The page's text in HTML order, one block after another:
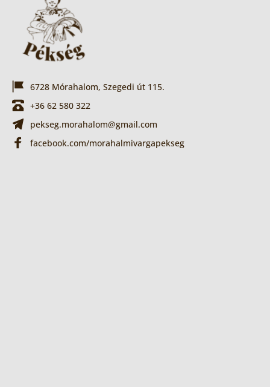
6728 Mórahalom, Szegedi út 115.
+36 62 580 322
pekseg.morahalom@gmail.com
facebook.com/morahalmivargapekseg